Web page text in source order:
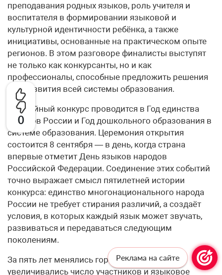
0
преподавания родных языков, роль учителя и
воспитателя в формировании языковой и
культурной идентичности ребёнка, а также
инициативы, основанные на практическом опыте
регионов. В этом разговоре финалисты выступят
не только как конкурсанты, но и как
профессионалы, способные предложить решения
для развития всей системы образования.
Юбилейный конкурс проводится в Год единства
народов России и Год дошкольного образования в
системе образования. Церемония открытия
состоится 8 сентября — в день, когда страна
впервые отметит День языков народов
Российской Федерации. Соединение этих событий
точно выражает смысл пятилетней истории
конкурса: единство многонационального народа
России не требует стирания различий, а создаёт
условия, в которых каждый язык может звучать,
развиваться и передаваться следующим
поколениям.
За пять лет менялись города проведения,
увеличивались число участников и языковое
Реклама на сайте